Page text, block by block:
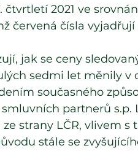
2021 ve
červená čísla
jak se ceny
sedmi let měnily v
současného
partnerů s.p.
strany LČR, vlivem s
stále se